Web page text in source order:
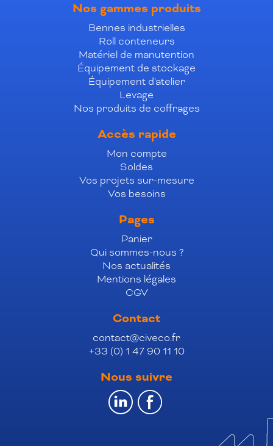
Nos gammes produits
Bennes industrielles
Roll conteneurs
Matériel de manutention
Équipement de stockage
Équipement d'atelier
Levage
Nos produits de coffrages
Accès rapide
Mon compte
Soldes
Vos projets sur-mesure
Vos besoins
Pages
Panier
Qui sommes-nous ?
Nos actualités
Mentions légales
CGV
Contact
contact@civeco.fr
+33 (0) 1 47 90 11 10
Nous suivre